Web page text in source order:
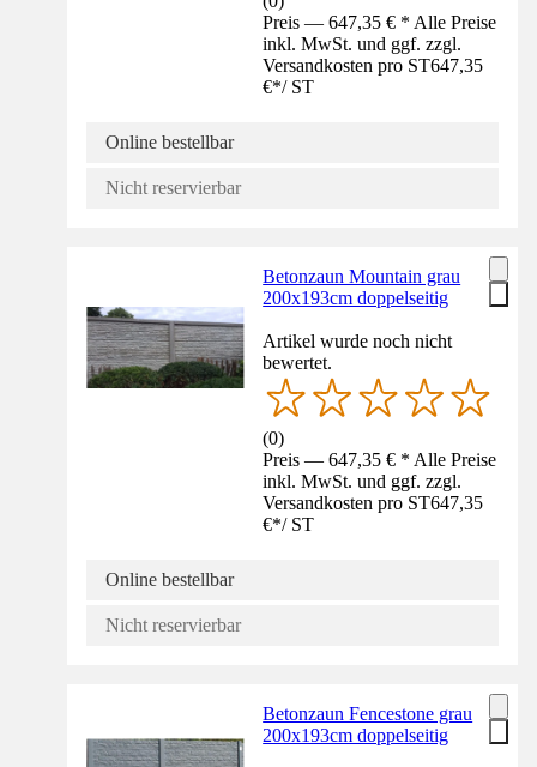
Preis — 647,35 € * Alle Preise
inkl. MwSt. und ggf. zzgl.
Versandkosten pro ST647,35
€*/ ST
Online bestellbar
Nicht reservierbar
Betonzaun Mountain grau
200x193cm doppelseitig
Artikel wurde noch nicht
bewertet.
(0)
Preis — 647,35 € * Alle Preise
inkl. MwSt. und ggf. zzgl.
Versandkosten pro ST647,35
€*/ ST
Online bestellbar
Nicht reservierbar
Betonzaun Fencestone grau
200x193cm doppelseitig